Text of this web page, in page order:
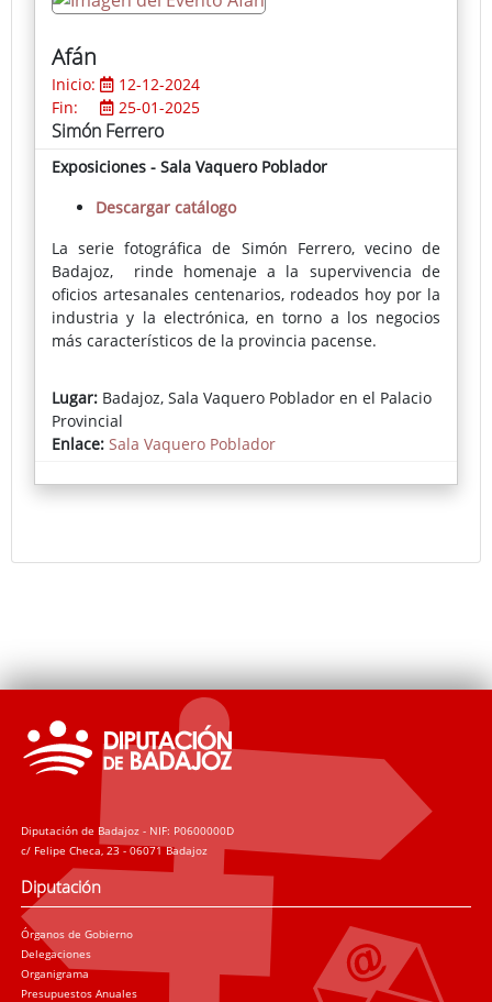
Afán
Inicio:
12-12-2024
Fin:
25-01-2025
Simón Ferrero
Exposiciones - Sala Vaquero Poblador
Descargar catálogo
La serie fotográfica de Simón Ferrero, vecino de
Badajoz, rinde homenaje a la supervivencia de
oficios artesanales centenarios, rodeados hoy por la
industria y la electrónica, en torno a los negocios
más característicos de la provincia pacense.
que emociona por su belleza y su plasticidad, por
un uso exquisito de la luz y por su audaz
acercamiento a ciertas tendencias de la pintura
especialmente). Un resultado que invita a la
manos de artesanos de distintos sectores.
Lugar: Badajoz, Sala Vaquero Poblador en el Palacio
Provincial
Enlace: Sala Vaquero Poblador
Diputación de Badajoz - NIF: P0600000D
c/ Felipe Checa, 23 - 06071 Badajoz
Diputación
Órganos de Gobierno
Delegaciones
Organigrama
Presupuestos Anuales